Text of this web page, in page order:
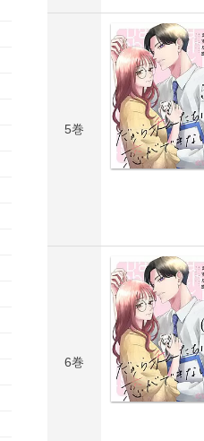
5巻
6巻